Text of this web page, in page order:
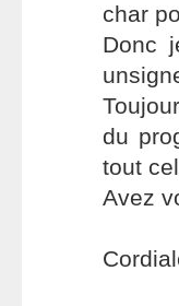
char
Donc
du
tout
Avez